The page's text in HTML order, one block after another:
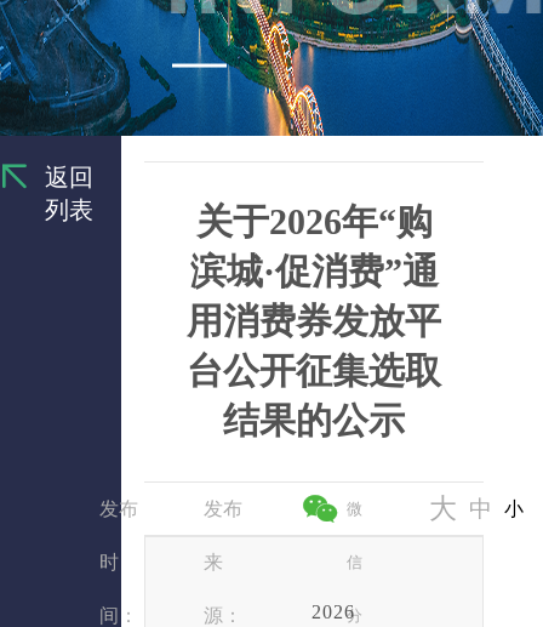
返回
列表
关于2026年“购
滨城·促消费”通
用消费券发放平
台公开征集选取
结果的公示
发布
时
间：
发布
来
源：
微
信
分
大 中 小
2026